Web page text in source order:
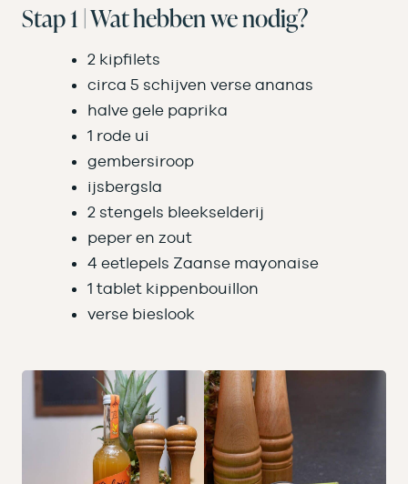
Stap 1 | Wat hebben we nodig?
2 kipfilets
circa 5 schijven verse ananas
halve gele paprika
1 rode ui
gembersiroop
ijsbergsla
2 stengels bleekselderij
peper en zout
4 eetlepels Zaanse mayonaise
1 tablet kippenbouillon
verse bieslook